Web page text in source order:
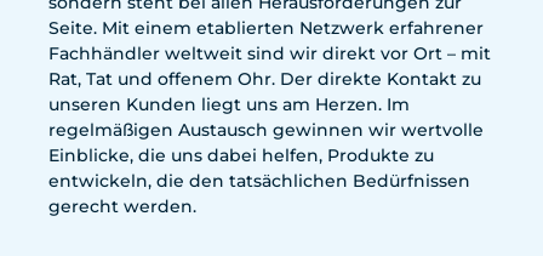
Seite. Mit einem etablierten Netzwerk erfahrener
Fachhändler weltweit sind wir direkt vor Ort – mit
Rat, Tat und offenem Ohr. Der direkte Kontakt zu
unseren Kunden liegt uns am Herzen. Im
regelmäßigen Austausch gewinnen wir wertvolle
Einblicke, die uns dabei helfen, Produkte zu
entwickeln, die den tatsächlichen Bedürfnissen
gerecht werden.